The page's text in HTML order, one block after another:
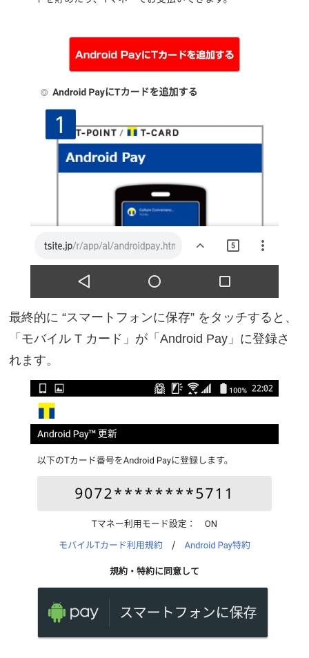
最終的に “スマートフォンに保存” をタッチすると、
「モバイル T カード」が「Android Pay」に登録さ
れます。